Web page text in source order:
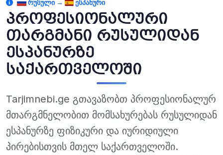
ᲠᲣᲡᲣᲚᲘ → ᲔᲡᲞᲐᲜᲣᲠᲘ
პროფესიონალური
თარგმანი რუსულიდან
ესპანურზე
საქართველოში
Tarjimnebi.ge გთავაზობთ პროფესიონალურ
მთარგმნელობით მომსახურებას რუსულიდან
ესპანურზე ფიზიკური და იურიდიული
პირებისთვის მთელ საქართველოში.